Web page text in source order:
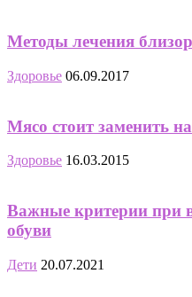
Методы лечения
Здоровье 06.09.2017
Мясо стоит заменить
Здоровье 16.03.2015
Важные критерии при
обуви
Дети 20.07.2021